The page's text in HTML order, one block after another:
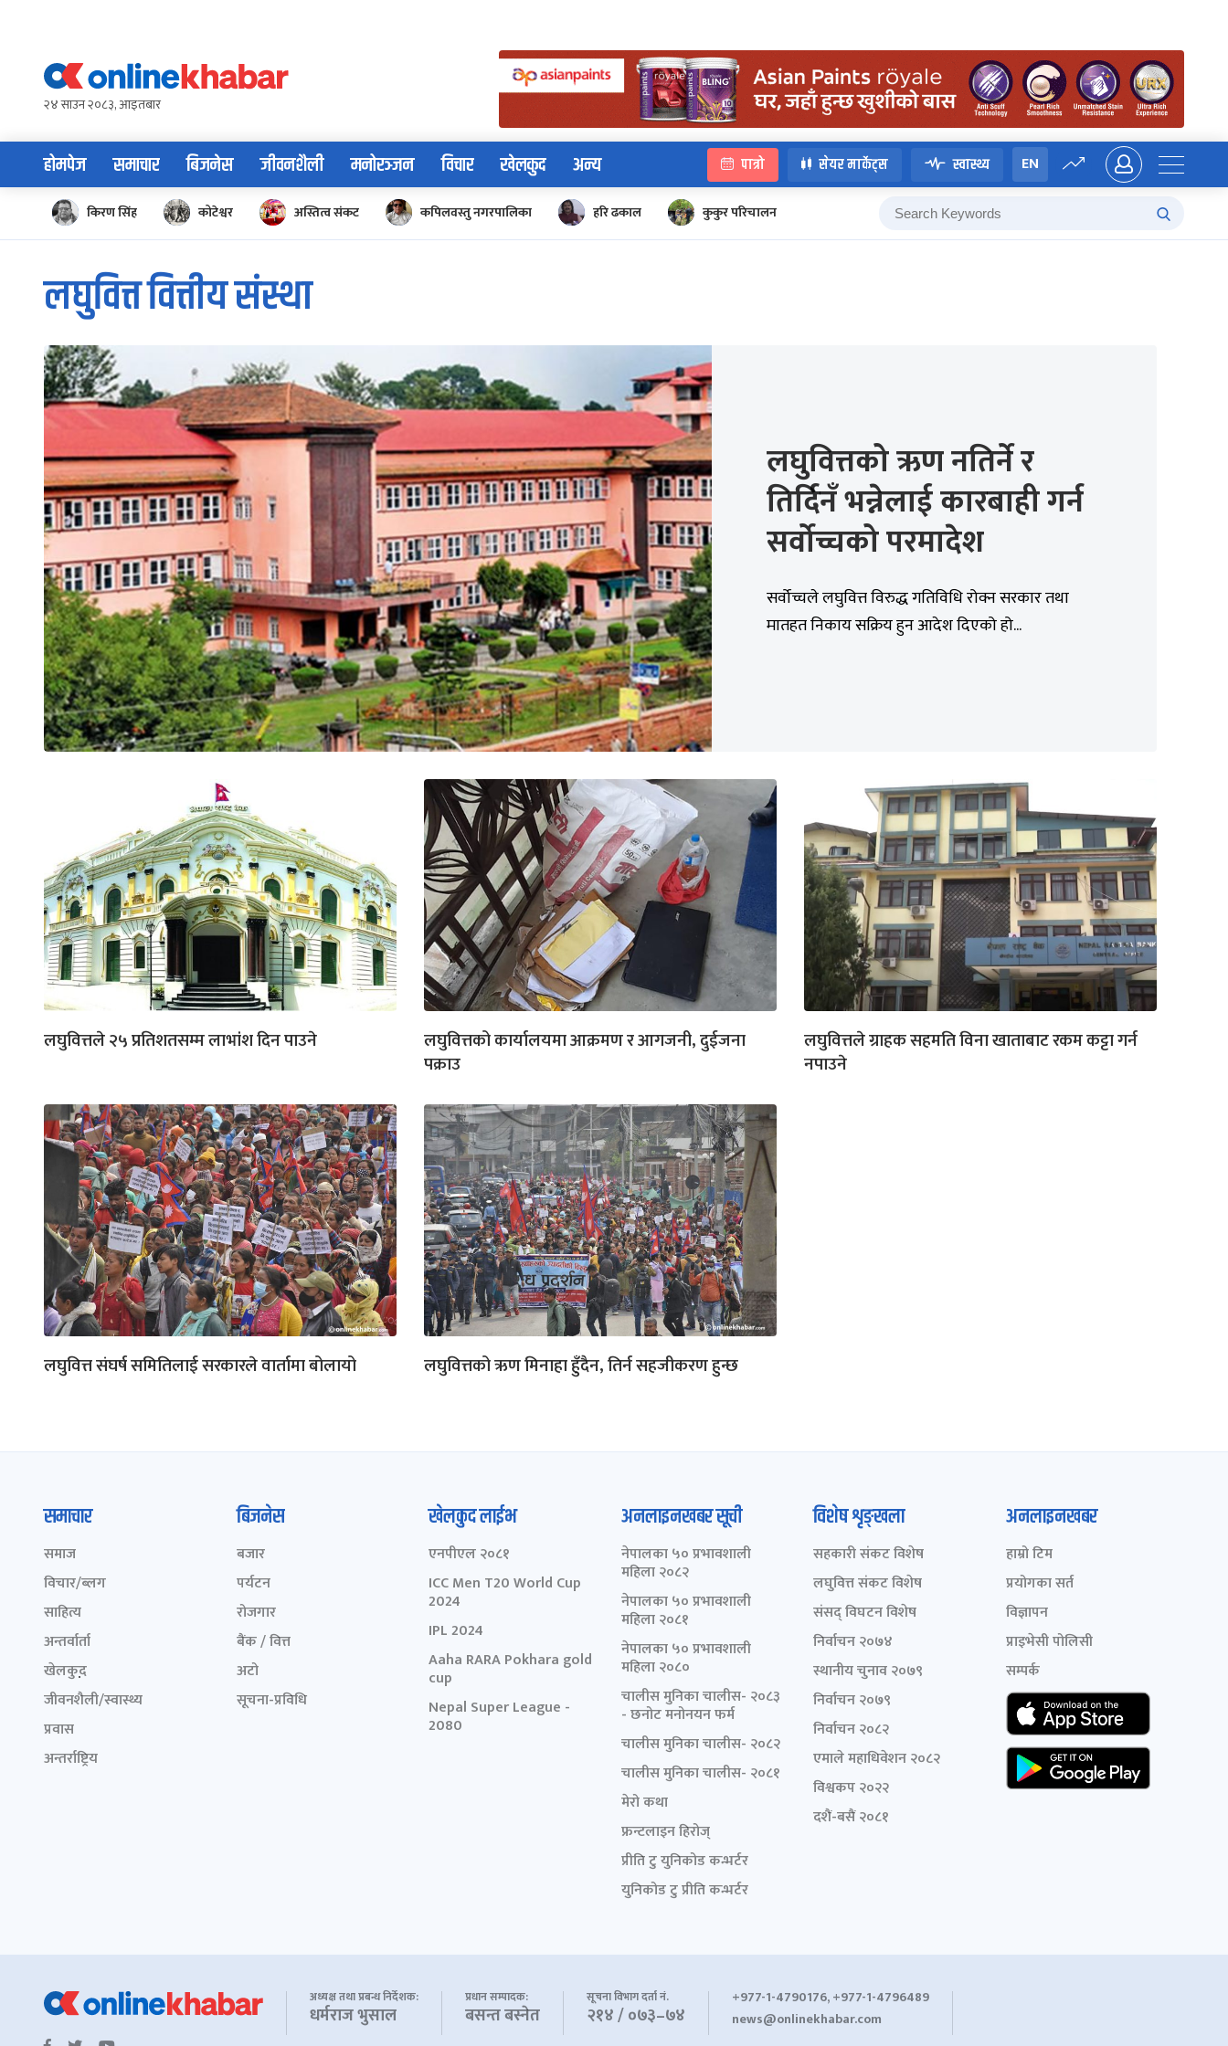
content२४ साउन २०८३, आइतबार
होमपेज समाचार बिजनेस जीवनशैली मनोरञ्जन विचार खेलकुद अन्य पात्रो सेयर मार्केट्स स्वास्थ्य EN
किरण सिंह कोटेश्वर अस्तित्व संकट कपिलवस्तु नगरपालिका हरि ढकाल कुकुर परिचालन
लघुवित्त वित्तीय संस्था
लघुवित्तको ऋण नतिर्ने र
तिर्दिनँ भन्नेलाई कारबाही गर्न
सर्वोच्चको परमादेश
सर्वोच्चले लघुवित्त विरुद्ध गतिविधि रोक्न सरकार तथा
मातहत निकाय सक्रिय हुन आदेश दिएको हो...
लघुवित्तले २५ प्रतिशतसम्म लाभांश दिन पाउने
लघुवित्तको कार्यालयमा आक्रमण र आगजनी, दुईजना
पक्राउ
लघुवित्तले ग्राहक सहमति विना खाताबाट रकम कट्टा गर्न
नपाउने
लघुवित्त संघर्ष समितिलाई सरकारले वार्तामा बोलायो लघुवित्तको ऋण मिनाहा हुँदैन, तिर्न सहजीकरण हुन्छ
समाचार
समाज
विचार/ब्लग
साहित्य
अन्तर्वार्ता
खेलकुद़़
जीवनशैली/स्वास्थ्य
प्रवास
अन्तर्राष्ट्रिय
बिजनेस
बजार
पर्यटन
रोजगार
बैंक / वित्त
अटो
सूचना-प्रविधि
खेलकुद लाईभ
एनपीएल २०८१
ICC Men T20 World Cup
2024
IPL 2024
Aaha RARA Pokhara gold
cup
Nepal Super League -
2080
अनलाइनखबर सूची
नेपालका ५० प्रभावशाली
महिला २०८२
नेपालका ५० प्रभावशाली
महिला २०८१
नेपालका ५० प्रभावशाली
महिला २०८०
चालीस मुनिका चालीस- २०८३
- छनोट मनोनयन फर्म
चालीस मुनिका चालीस- २०८२
चालीस मुनिका चालीस- २०८१
मेरो कथा
फ्रन्टलाइन हिरोज्
प्रीति टु युनिकोड कन्भर्टर
युनिकोड टु प्रीति कन्भर्टर
विशेष शृङ्खला
सहकारी संकट विशेष
लघुवित्त संकट विशेष
संसद् विघटन विशेष
निर्वाचन २०७४
स्थानीय चुनाव २०७९
निर्वाचन २०७९
निर्वाचन २०८२
एमाले महाधिवेशन २०८२
विश्वकप २०२२
दशैं-बसैं २०८१
अनलाइनखबर
हाम्रो टिम
प्रयोगका सर्त
विज्ञापन
प्राइभेसी पोलिसी
सम्पर्क
अध्यक्ष तथा प्रबन्ध निर्देशक:
धर्मराज भुसाल
प्रधान सम्पादक:
बसन्त बस्नेत
सूचना विभाग दर्ता नं.
२१४ / ०७३–७४
+977-1-4790176, +977-1-4796489
news@onlinekhabar.com